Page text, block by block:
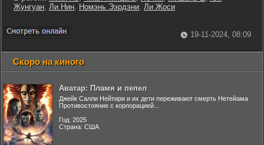
Жунгуан, Ли Нин, Номэнь Ээрдэни, Ли Жоси
19-11-2024, 08:09
Скоро на киного
Аватар: Пламя и пепел
Джейк Салли Нейтири и их дети переживают смерть Нетейама
Противостояние с корпорацией...
Год: 2025
Страна: США